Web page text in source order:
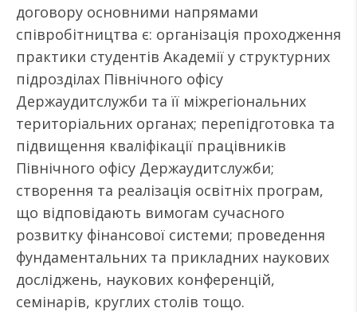
договору основними напрямами
співробітництва є: організація проходження
практики студентів Академії у структурних
підрозділах Північного офісу
Держаудитслужби та її міжрегіональних
територіальних органах; перепідготовка та
підвищення кваліфікації працівників
Північного офісу Держаудитслужби;
створення та реалізація освітніх програм,
що відповідають вимогам сучасного
розвитку фінансової системи; проведення
фундаментальних та прикладних наукових
досліджень, наукових конференцій,
семінарів, круглих столів тощо.